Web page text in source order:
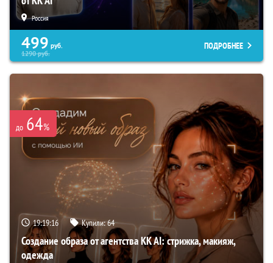
Россия
499 руб.
1290руб.
ПОДРОБНЕЕ
до 64%
19:19:15 Купили:64
Создание образа от агентства KK AI: стрижка, макияж,
одежда